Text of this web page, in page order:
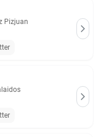
Pizjuan